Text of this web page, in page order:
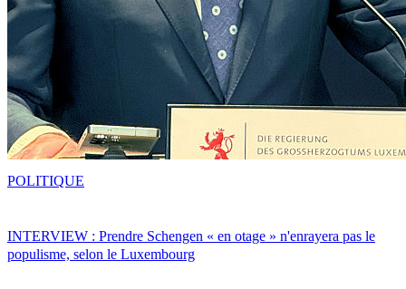
INTERVIEW : Prendre Schengen « en otage » n'enrayera pas le
populisme, selon le Luxembourg
POLITIQUE